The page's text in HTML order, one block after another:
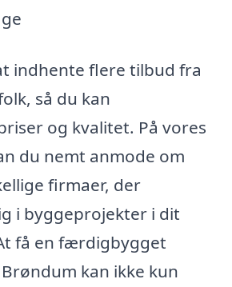
indhente flere tilbud fra
så du kan
og kvalitet. På vores
du nemt anmode om
firmaer, der
i byggeprojekter i dit
få en færdigbygget
kan ikke kun